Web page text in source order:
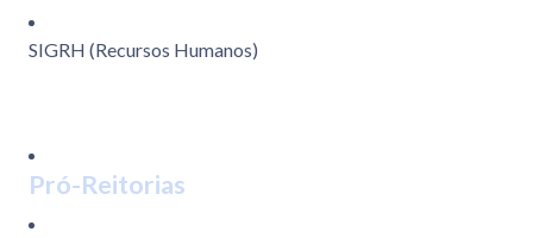
SIGRH (Recursos Humanos)
Pró-Reitorias